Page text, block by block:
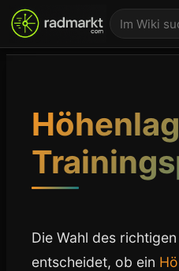
Die Wahl des
entscheidet, ob ein